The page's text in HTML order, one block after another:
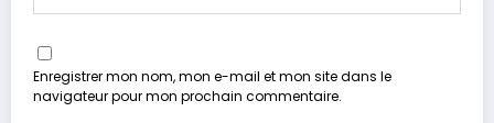
Enregistrer mon nom, mon e-mail et mon site dans le
navigateur pour mon prochain commentaire.